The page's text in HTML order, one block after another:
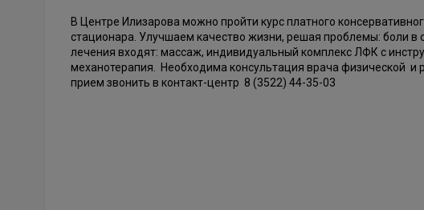
В Центре Илизарова можно пройти курс платного
стационара. Улучшаем качество жизни, решая проблемы: боли в
лечения входят: массаж, индивидуальный комплекс ЛФК с
механотерапия. Необходима консультация врача физической
прием звонить в контакт-центр 8 (3522) 44-35-03